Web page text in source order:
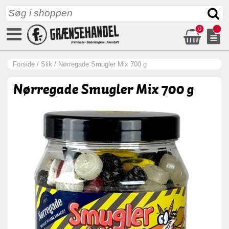
0
Forside / Slik / Nørregade Smugler Mix 700 g
Nørregade Smugler Mix 700 g